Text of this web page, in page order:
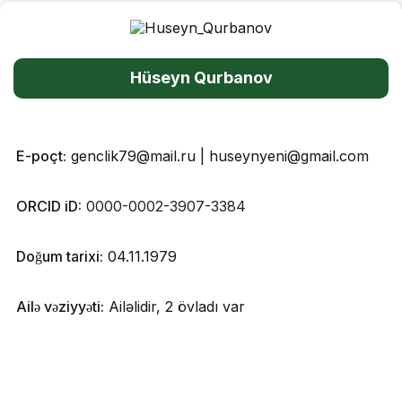
Hüseyn Qurbanov
E-poçt: genclik79@mail.ru | huseynyeni@gmail.com
ORCID iD: 0000-0002-3907-3384
Doğum tarixi: 04.11.1979
Ailə vəziyyəti: Ailəlidir, 2 övladı var